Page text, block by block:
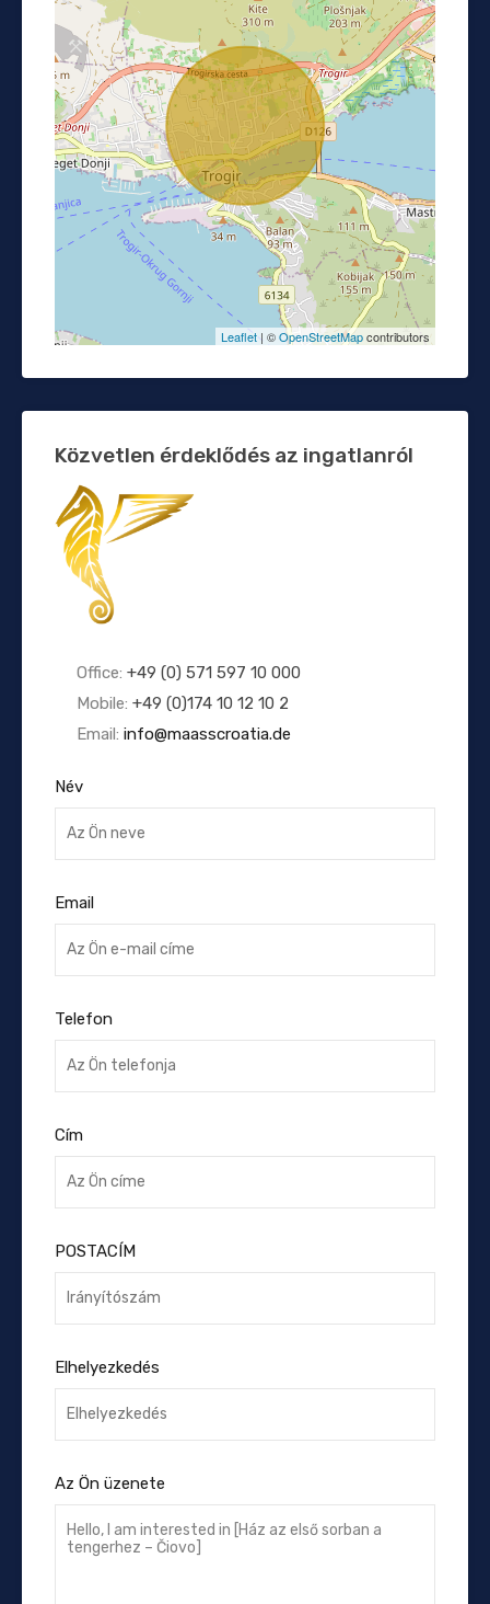
Leaflet| ©OpenStreetMapcontributors
Közvetlen érdeklődés az ingatlanról
Office: +49 (0) 571 597 10 000
Mobile: +49 (0)174 10 12 10 2
Email: info@maasscroatia.de
Név
Email
Telefon
Cím
POSTACÍM
Elhelyezkedés
Az Ön üzenete